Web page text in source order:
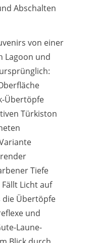
Abschalten
von einer
Lagoon und
Übertöpfe
Türkiston
Tiefe
Licht auf
die Übertöpfe
und
Laune-